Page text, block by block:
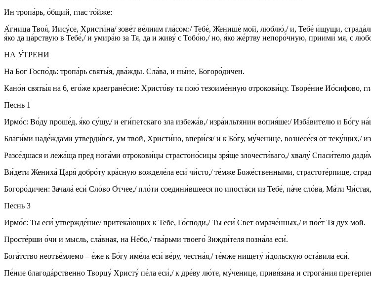
Ин тропа́рь, о́бщий, глас то́йже:
А́гница Твоя́, Иису́се, Христи́на/ зове́т ве́лиим гла́сом:/ Тебе́, Женише́ мой, люблю́,/ и, Тебе́ и́щущи,
я́ко да ца́рствую в Тебе́,/ и умира́ю за Тя, да и живу́ с Тобо́ю,/ но, я́ко же́ртву непоро́чную, приими́ мя, с
НА У́ТРЕНИ
На Бог Госпо́дь: тропа́рь святы́я, два́жды. Сла́ва, и ны́не, Богоро́дичен.
Кано́н святы́я на 6, его́же краегране́сие: Христо́ву тя пою́ тезоиме́нную отрокови́цу. Творе́ние Ио́сифово,
Песнь 1
Ирмо́с: Во́ду проше́д, я́ко су́шу,/ и еги́петскаго зла избежа́в,/ изра́ильтянин вопия́ше:/ Изба́вителю и Бо́гу
Благи́ми наде́ждами утверди́вся, ум твой, Христи́но, впери́ся/ и к Бо́гу, му́ченице, вознесе́ся от теку́щих,/
Разсе́дшася и лежа́ща пред нога́ми отрокови́цы страстоно́сицы зря́ще злочести́ваго,/ хвалу́ Спаси́телю
Ви́дети Жениха́ Царя́ добро́ту кра́сную вожделе́ла еси́ чи́сто,/ те́мже Боже́ственными, страстоте́рпице,
Богоро́дичен: Зачала́ еси́ Сло́во О́тчее,/ пло́ти соедини́вшееся по ипоста́си из Тебе́, па́че сло́ва, Ма́ти
Песнь 3
Ирмо́с: Ты еси́ утвержде́ние/ притека́ющих к Тебе, Го́споди,/ Ты еси́ Свет омраче́нных,/ и пое́т Тя дух мой.
Просте́рши о́чи и мысль, сла́вная, на Не́бо,/ тва́рьми твоего́ Зижди́теля позна́ла еси́.
Бога́тство неотъе́млемо – е́же к Бо́гу име́ла еси́ ве́ру, честна́я,/ те́мже нищету́ и́дольскую оста́вила еси́.
Пе́ние благода́рственно Творцу́ Христу́ пе́ла еси́,/ к дре́ву лю́те, му́ченице, привя́зана и строга́ния